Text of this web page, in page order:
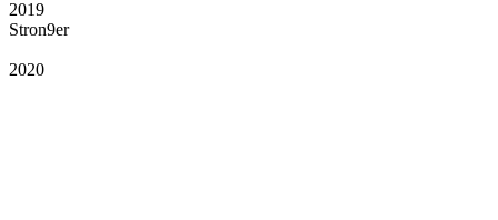
2019
Stron9er
2020